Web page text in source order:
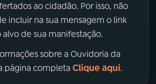
ao cidadão. Por isso, não
incluir na sua mensagem o link
de sua manifestação.
sobre a Ouvidoria da
página completa Clique aqui.